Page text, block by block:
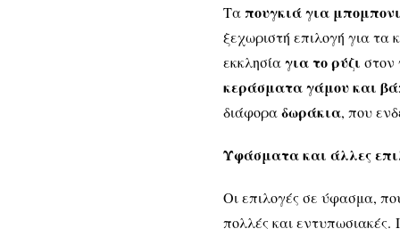
Ταπουγκιά για
ξεχωριστή επιλογή για τα
εκκλησίαγια το ρύζι στον
κεράσματα γάμου και
διάφοραδωράκια, που
Υφάσματα και άλλες
Οι επιλογές σε ύφασμα,
πολλές και εντυπωσιακές.